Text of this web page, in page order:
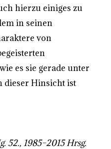
hierzu einiges zu
in seinen
von
es sie gerade unter
dieser Hinsicht ist
52., 1985–2015 Hrsg.